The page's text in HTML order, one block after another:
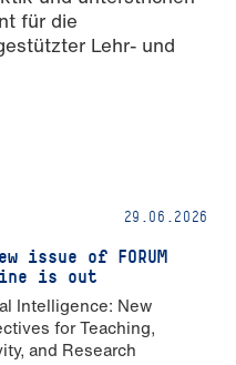
für die
Lehr- und
29.06.2026
issue of FORUM
is out
Intelligence: New
for Teaching,
and Research